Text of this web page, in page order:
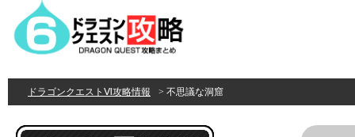
ドラゴンクエストⅥ攻略情報 > 不思議な洞窟